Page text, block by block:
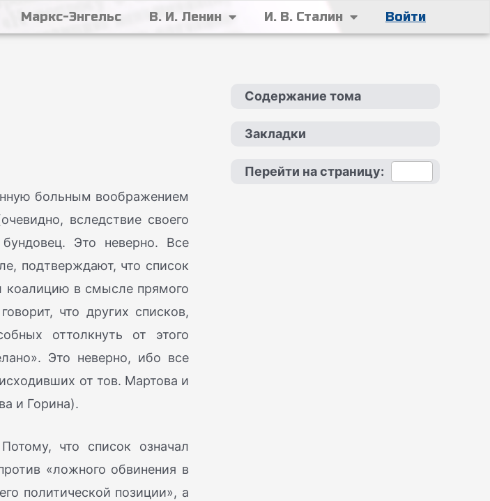
Маркс-Энгельс В. И. Ленин И. В. Сталин Войти
больным воображением
вследствие своего
Это неверно. Все
подтверждают, что список
коалицию в смысле прямого
что других списков,
оттолкнуть от этого
Это неверно, ибо все
от тов. Мартова и
и Горина).
что список означал
«ложного обвинения в
политической позиции», а
Содержание тома
Закладки
Перейти на страницу: